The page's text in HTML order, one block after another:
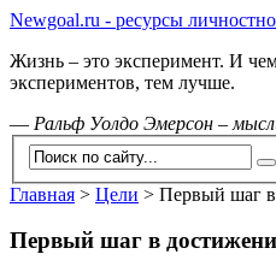
Newgoal.ru - ресурсы
Жизнь – это эксперимент. И
экспериментов, тем лучше.
— Ральф Уолдо Эмерсон –
Главная > Цели > Первый шаг
Первый шаг в